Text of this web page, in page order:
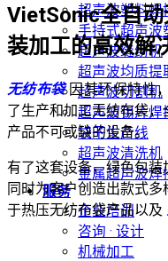
超声波塑料焊
手持式超声波
超声波缝纫机
超声波均质提
超声波切割机
超声波锡片焊
袋子生产线
超声波清洗机
金属超声波焊
服务
企业培训
咨询 · 设计
机械加工
VietSonic全自
装加工的高效解
无纺布袋因其环保特性
了生产和加工无纺布袋
产品不可或缺的设备。
有了这套设备，绿色包装
同时为客户创造出款式
于热压无纺布袋产品以及